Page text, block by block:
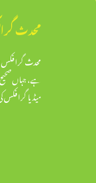
محدث
محدث گرافکس
ہے، جہاں
میڈیا